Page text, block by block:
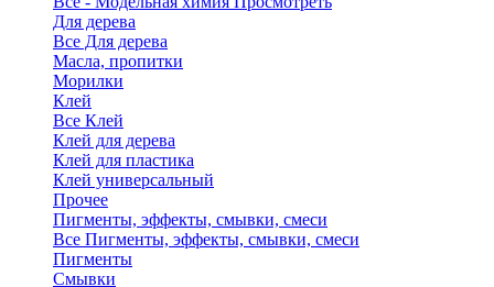
Для дерева
Все Для дерева
Масла, пропитки
Морилки
Клей
Все Клей
Клей для дерева
Клей для пластика
Клей универсальный
Прочее
Пигменты, эффекты, смывки, смеси
Все Пигменты, эффекты, смывки, смеси
Пигменты
Смывки